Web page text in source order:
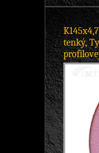
tenký,